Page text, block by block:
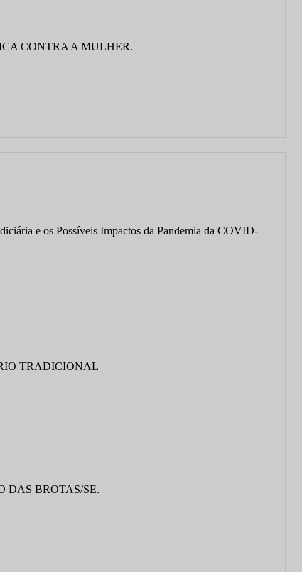
CONTRA A MULHER.
e os Possíveis Impactos da Pandemia da COVID-
TRADICIONAL
DAS BROTAS/SE.